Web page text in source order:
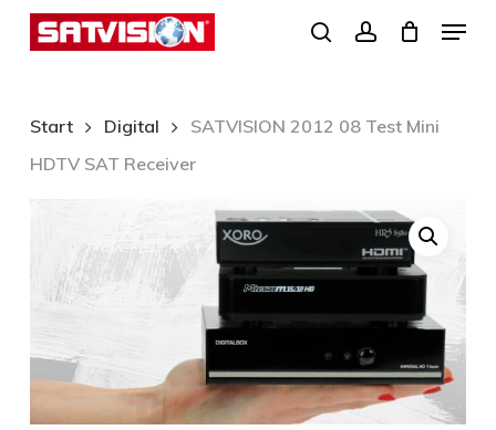
Skip
content
search
Menu
Start Digital
SATVISION 2012 08 Test Mini
HDTV SAT Receiver